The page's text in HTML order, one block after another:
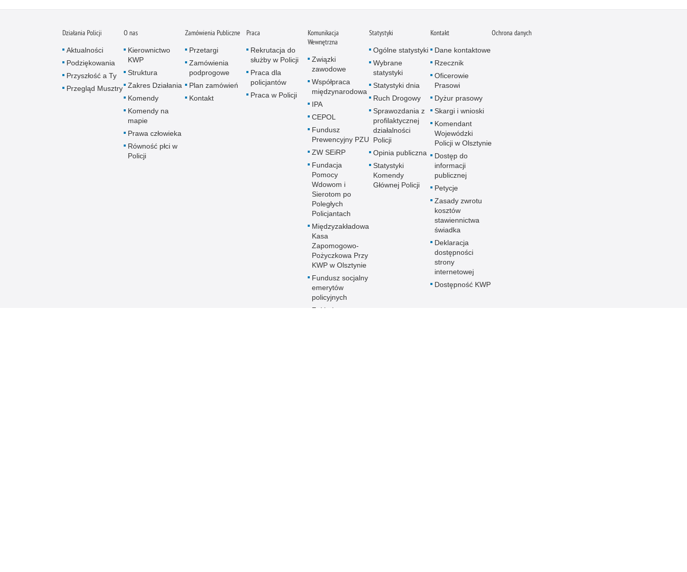
Działania Policji
Aktualności
Podziękowania
Przyszłość a Ty
Przegląd Musztry
O nas
Kierownictwo
KWP
Struktura
Zakres Działania
Komendy
Komendy na
mapie
Prawa człowieka
Równość płci w
Policji
Zamówienia Publiczne
Przetargi
Zamówienia
podprogowe
Plan zamówień
Kontakt
Praca
Rekrutacja do
służby w Policji
Praca dla
policjantów
Praca w Policji
Komunikacja
Wewnętrzna
Związki
zawodowe
Współpraca
międzynarodowa
IPA
CEPOL
Fundusz
Prewencyjny PZU
ZW SEiRP
Fundacja
Pomocy
Wdowom i
Sierotom po
Poległych
Policjantach
Międzyzakładowa
Kasa
Zapomogowo-
Pożyczkowa Przy
KWP w Olsztynie
Fundusz socjalny
emerytów
policyjnych
Zakładowy
Statystyki
Ogólne statystyki
Wybrane
statystyki
Statystyki dnia
Ruch Drogowy
Sprawozdania z
profilaktycznej
działalności
Policji
Opinia publiczna
Statystyki
Komendy
Głównej Policji
Kontakt
Dane kontaktowe
Rzecznik
Oficerowie
Prasowi
Dyżur prasowy
Skargi i wnioski
Komendant
Wojewódzki
Policji w Olsztynie
Dostęp do
informacji
publicznej
Petycje
Zasady zwrotu
kosztów
stawiennictwa
świadka
Deklaracja
dostępności
strony
internetowej
Dostępność KWP
Ochrona danych